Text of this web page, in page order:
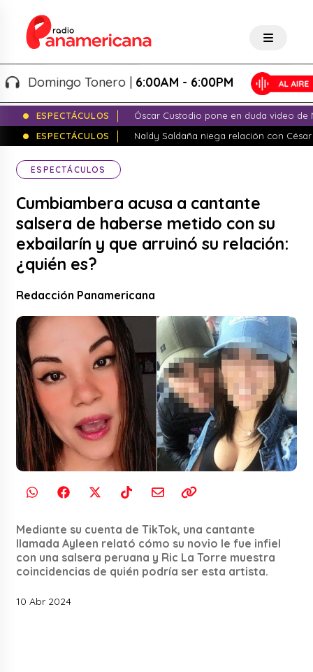
Tonero |6:00AM - 6:00PM
ESPECTÁCULOS
Óscar Custodio pone en duda video de
ESPECTÁCULOS
Naldy Saldaña niega relación con
ESPECTÁCULOS
Cumbiambera acusa a cantante
salsera de haberse metido con su
exbailarín y que arruinó su relación:
¿quién es?
Redacción Panamericana
Mediante su cuenta de TikTok, una cantante
llamada Ayleen relató cómo su novio le fue infiel
con una salsera peruana y Ric La Torre muestra
coincidencias de quién podría ser esta artista.
10 Abr 2024